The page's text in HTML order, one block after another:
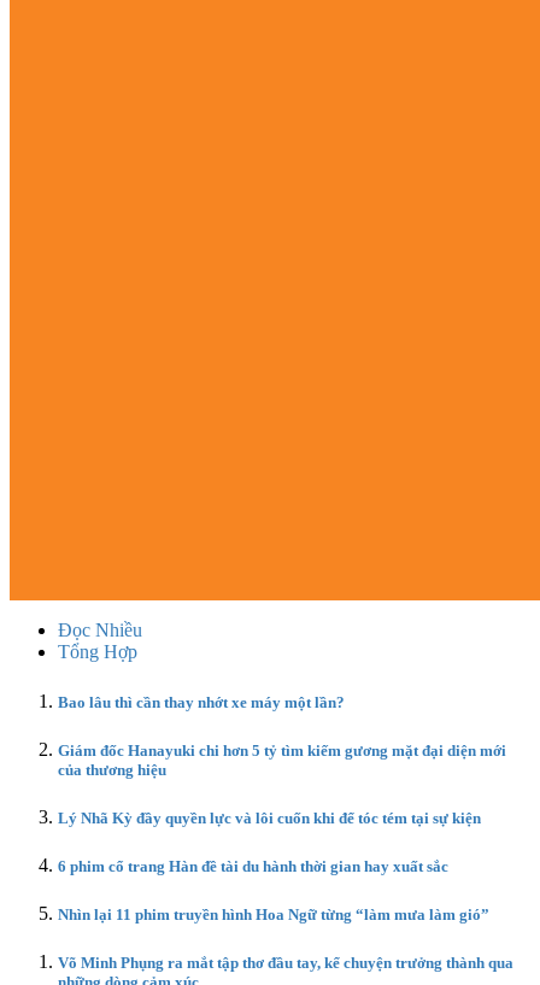
Đọc Nhiều
Tổng Hợp
Bao lâu thì cần thay nhớt xe máy một lần?
Giám đốc Hanayuki chi hơn 5 tỷ tìm kiếm gương mặt đại diện mới
của thương hiệu
Lý Nhã Kỳ đầy quyền lực và lôi cuốn khi để tóc tém tại sự kiện
6 phim cổ trang Hàn đề tài du hành thời gian hay xuất sắc
Nhìn lại 11 phim truyền hình Hoa Ngữ từng “làm mưa làm gió”
Võ Minh Phụng ra mắt tập thơ đầu tay, kể chuyện trưởng thành qua